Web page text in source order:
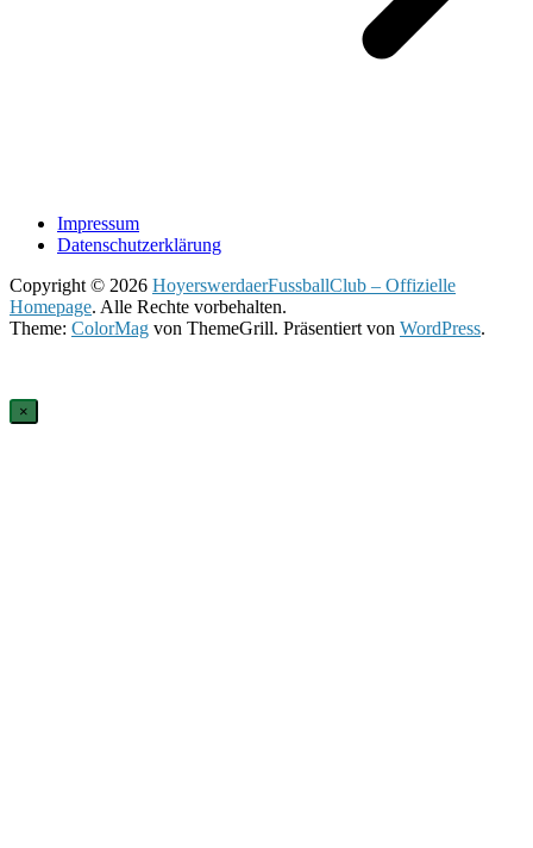
Impressum
Datenschutzerklärung
Copyright © 2026 HoyerswerdaerFussballClub – Offizielle
Homepage. Alle Rechte vorbehalten.
Theme: ColorMag von ThemeGrill. Präsentiert von WordPress.
×